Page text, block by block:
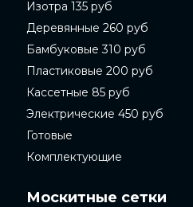
на сайте
В данной статье мы
как выбрать и купить
рольштор необходимо
Готовые рольшторы
ткани, металла, пластика
от выбранного
разные
рольшторы из ткани
а металлические
быть более прочными и
света.
Изотра 135 руб
Деревянные 260 руб
Бамбуковые 310 руб
Пластиковые 200 руб
Кассетные 85 руб
Электрические 450 руб
Готовые
Комплектующие
Москитные сетки